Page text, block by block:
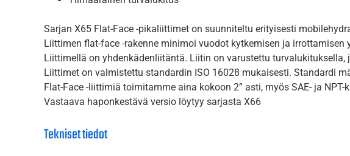
Sarjan X65 Flat-Face -pikaliittimet on suunniteltu erityisesti
Liittimen flat-face -rakenne minimoi vuodot kytkemisen ja irrottamisen
Liittimellä on yhdenkädenliitäntä. Liitin on varustettu
Liittimet on valmistettu standardin ISO 16028 mukaisesti. Standardi
Flat-Face -liittimiä toimitamme aina kokoon 2” asti, myös SAE- ja
Vastaava haponkestävä versio löytyy sarjasta X66
Tekniset tiedot